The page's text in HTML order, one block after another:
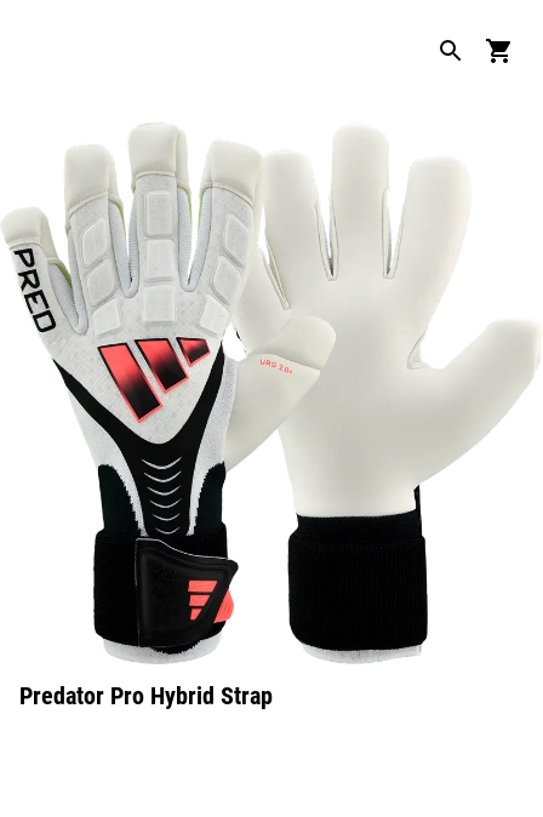
Predator Pro Hybrid Strap